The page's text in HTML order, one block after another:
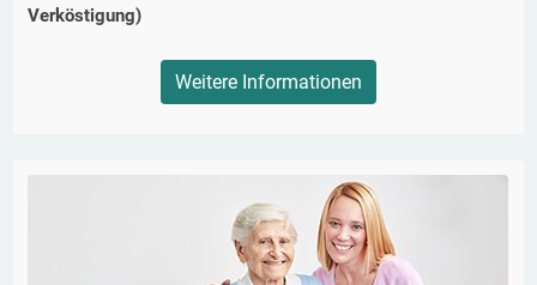
Verköstigung)
Weitere Informationen